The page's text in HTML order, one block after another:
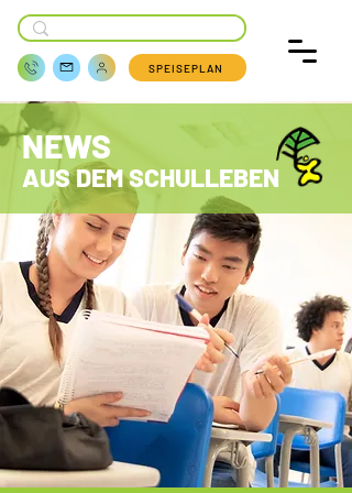
SPEISEPLAN
NEWS
AUS DEM SCHULLEBEN